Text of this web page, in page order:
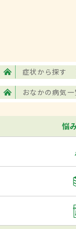
進行して出
血を吐血し
血圧の低下、
も。穿孔す
し、腹膜炎
検査・診断
との
視鏡検査な
ロリ菌がい
ピロリ菌の
症状から探す
おなかの病気一
悩